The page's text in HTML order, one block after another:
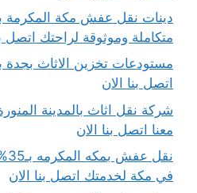
متكاملة وموثوقة لراحتك اتصل
اتصل بنا الان
معنا اتصل بنا الان
في مكة لخدمتك اتصل بنا الان